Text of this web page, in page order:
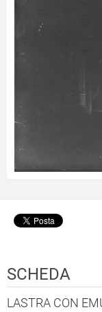
SCHEDA
LASTRA CON